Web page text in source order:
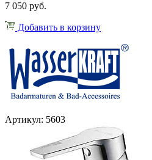
7 050 руб.
Добавить в корзину
Артикул: 5603